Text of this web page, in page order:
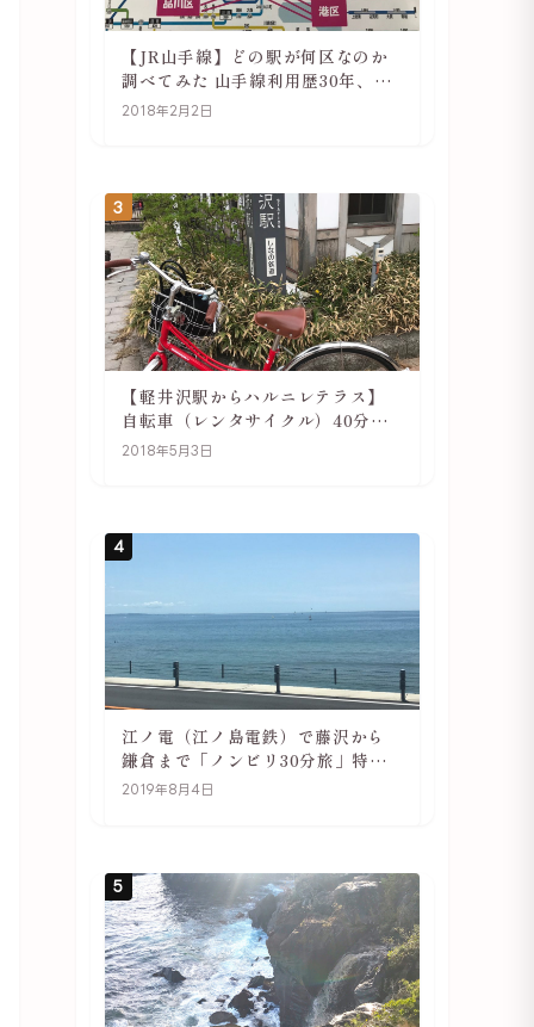
【JR山手線】どの駅が何区なのか
調べてみた 山手線利用歴30年、私
の考察
2018年2月2日
3
【軽井沢駅からハルニレテラス】
自転車（レンタサイクル）40分で
行ける 軽井沢旅行は自転車利用が
2018年5月3日
4
江ノ電（江ノ島電鉄）で藤沢から
鎌倉まで「ノンビリ30分旅」特徴
や駅の様子
2019年8月4日
5